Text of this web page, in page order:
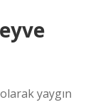
yaygın